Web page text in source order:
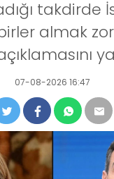
takdirde
almak
07-08-2026 16:47